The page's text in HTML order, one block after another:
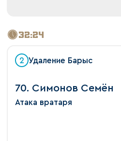
32:24
2 Удаление Барыс
70. Симонов Семён
Атака вратаря